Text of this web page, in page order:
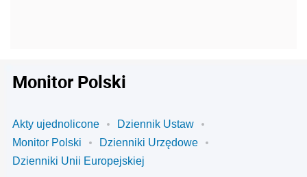
Monitor Polski
Akty ujednolicone
Dziennik Ustaw
Monitor Polski
Dzienniki Urzędowe
Dzienniki Unii Europejskiej